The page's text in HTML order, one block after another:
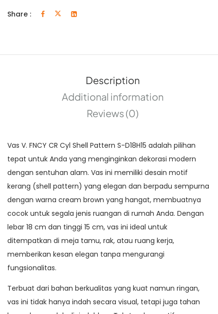
Share :
Description
Additional information
Reviews (0)
Vas V. FNCY CR Cyl Shell Pattern S-D18H15 adalah pilihan
tepat untuk Anda yang menginginkan dekorasi modern
dengan sentuhan alam. Vas ini memiliki desain motif
kerang (shell pattern) yang elegan dan berpadu sempurna
dengan warna cream brown yang hangat, membuatnya
cocok untuk segala jenis ruangan di rumah Anda. Dengan
lebar 18 cm dan tinggi 15 cm, vas ini ideal untuk
ditempatkan di meja tamu, rak, atau ruang kerja,
memberikan kesan elegan tanpa mengurangi
fungsionalitas.
Terbuat dari bahan berkualitas yang kuat namun ringan,
vas ini tidak hanya indah secara visual, tetapi juga tahan